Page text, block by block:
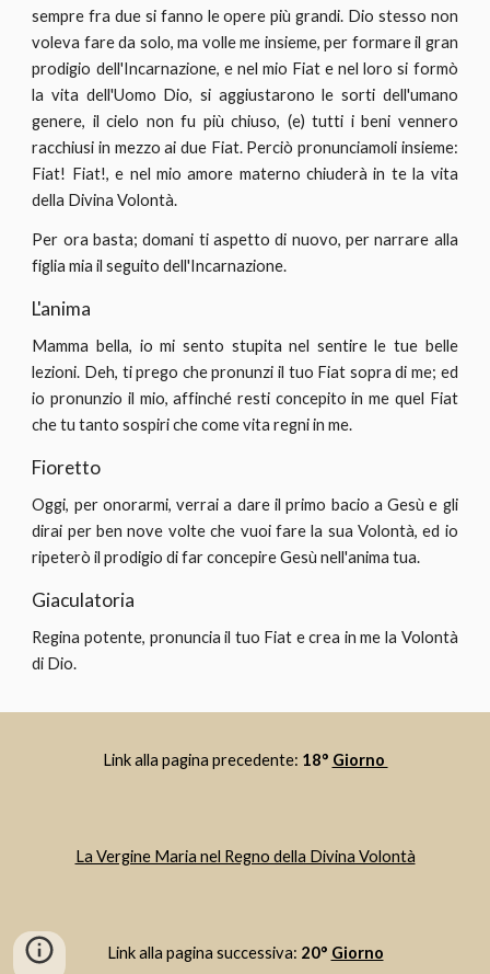
sempre fra due si fanno le opere più grandi. Dio stesso non
voleva fare da solo, ma volle me insieme, per formare il gran
prodigio dell'Incarnazione, e nel mio Fiat e nel loro si formò
la vita dell'Uomo Dio, si aggiustarono le sorti dell'umano
genere, il cielo non fu più chiuso, (e) tutti i beni vennero
racchiusi in mezzo ai due Fiat. Perciò pronunciamoli insieme:
Fiat! Fiat!, e nel mio amore materno chiuderà in te la vita
della Divina Volontà.
Per ora basta; domani ti aspetto di nuovo, per narrare alla
figlia mia il seguito dell'Incarnazione.
L'anima
Mamma bella, io mi sento stupita nel sentire le tue belle
lezioni. Deh, ti prego che pronunzi il tuo Fiat sopra di me; ed
io pronunzio il mio, affinché resti concepito in me quel Fiat
che tu tanto sospiri che come vita regni in me.
Fioretto
Oggi, per onorarmi, verrai a dare il primo bacio a Gesù e gli
dirai per ben nove volte che vuoi fare la sua Volontà, ed io
ripeterò il prodigio di far concepire Gesù nell'anima tua.
Giaculatoria
Regina potente, pronuncia il tuo Fiat e crea in me la Volontà
di Dio.
Link alla pagina precedente: 18° Giorno
La Vergine Maria nel Regno della Divina Volontà
Link alla pagina successiva: 20° Giorno